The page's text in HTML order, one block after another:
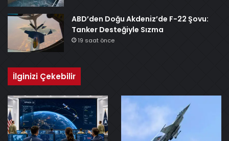
ABD’den Doğu Akdeniz’de F-22 Şovu:
Tanker Desteğiyle Sızma
19 saat önce
İlginizi Çekebilir